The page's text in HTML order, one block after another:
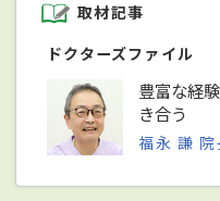
取材記事
ドクターズファイル
豊富な経
き合う
福永 謙 院